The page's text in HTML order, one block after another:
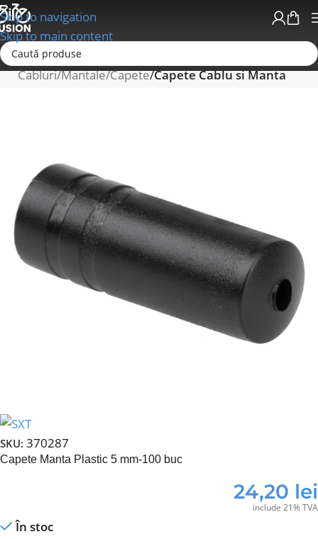
Skip to navigation
Skip to main content
Prima pagină
Cabluri/Mantale/Capete Capete Cablu si Manta
SKU: 370287
Capete Manta Plastic 5 mm-100 buc
24,20 lei
include 21% TVA
În stoc